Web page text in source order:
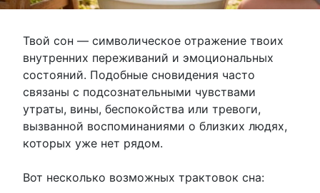
Твой сон — символическое отражение твоих
внутренних переживаний и эмоциональных
состояний. Подобные сновидения часто
связаны с подсознательными чувствами
утраты, вины, беспокойства или тревоги,
вызванной воспоминаниями о близких людях,
которых уже нет рядом.
Вот несколько возможных трактовок сна: